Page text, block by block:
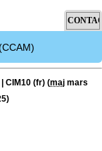
CIM10 (fr) (maj mars